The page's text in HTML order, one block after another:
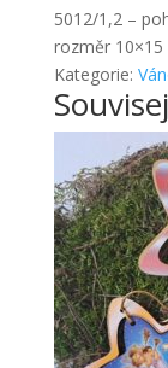
5012/1,2 –
rozměr 10×15
Kategorie: